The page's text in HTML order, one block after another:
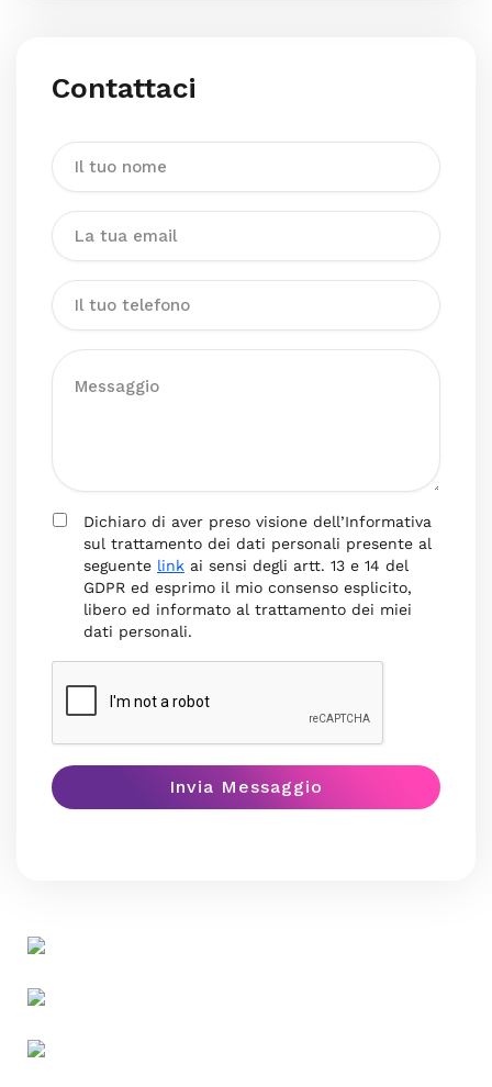
Contattaci
Dichiaro di aver preso visione dell’Informativa
sul trattamento dei dati personali presente al
seguente link ai sensi degli artt. 13 e 14 del
GDPR ed esprimo il mio consenso esplicito,
libero ed informato al trattamento dei miei
dati personali.